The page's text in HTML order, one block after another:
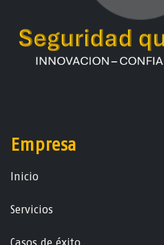
Empresa
Ini​ci​o
Servicios